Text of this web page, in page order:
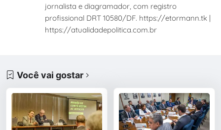
jornalista e diagramador, com registro
profissional DRT 10580/DF. https://etormann.tk |
https://atualidadepolitica.com.br
Você vai gostar